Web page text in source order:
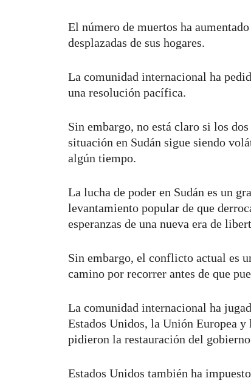
El número de muertos ha
desplazadas de sus hogares.
La comunidad internacional ha
una resolución pacífica.
Sin embargo, no está claro si los
situación en Sudán sigue siendo
algún tiempo.
La lucha de poder en Sudán es un
levantamiento popular de que
esperanzas de una nueva era de
Sin embargo, el conflicto actual es
camino por recorrer antes de que
La comunidad internacional ha
Estados Unidos, la Unión Europea
pidieron la restauración del
Estados Unidos también ha